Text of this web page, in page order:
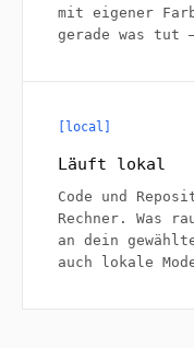
mit eigener
gerade was tut
[local]
Läuft lokal
Code und
Rechner. Was
an dein
auch lokale